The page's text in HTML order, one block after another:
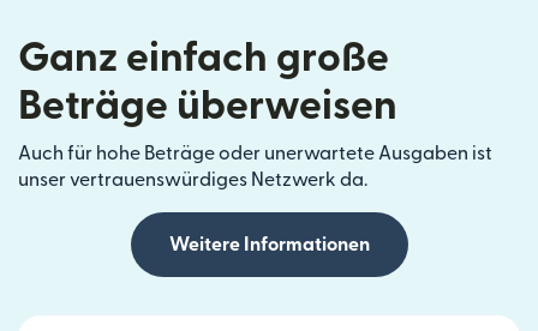
Ganz einfach große
Beträge überweisen
Auch für hohe Beträge oder unerwartete Ausgaben ist
unser vertrauenswürdiges Netzwerk da.
Weitere Informationen